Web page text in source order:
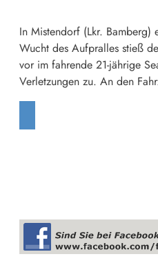
In Mistendorf (Lkr. Bamberg)
Wucht des Aufpralles stieß
vor im fahrende 21-jährige
Verletzungen zu. An den